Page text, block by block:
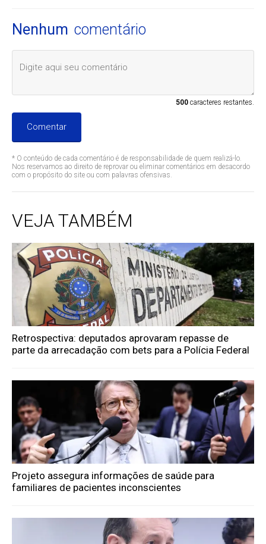
Nenhum comentário
500caracteres restantes.
Comentar
* O conteúdo de cada comentário é de responsabilidade de quem realizá-lo.
Nos reservamos ao direito de reprovar ou eliminar comentários em desacordo
com o propósito do site ou com palavras ofensivas.
VEJA TAMBÉM
Retrospectiva: deputados aprovaram repasse de
parte da arrecadação com bets para a Polícia Federal
Projeto assegura informações de saúde para
familiares de pacientes inconscientes